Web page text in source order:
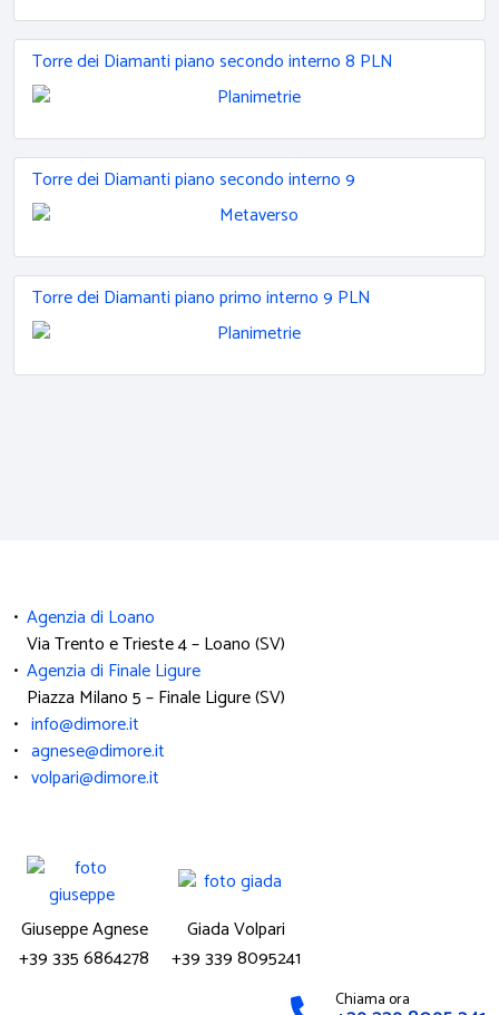
Torre dei Diamanti piano secondo interno 8 PLN
Torre dei Diamanti piano secondo interno 9
Torre dei Diamanti piano primo interno 9 PLN
• Agenzia di Loano
Via Trento e Trieste 4 – Loano (SV)
• Agenzia di Finale Ligure
Piazza Milano 5 – Finale Ligure (SV)
• info@dimore.it
• agnese@dimore.it
• volpari@dimore.it
Giuseppe Agnese
Giada Volpari
+39 335 6864278
+39 339 8095241
Chiama ora